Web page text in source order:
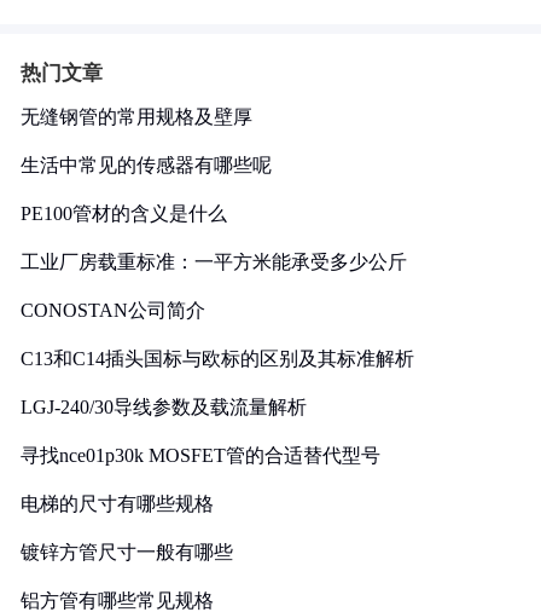
热门文章
无缝钢管的常用规格及壁厚
生活中常见的传感器有哪些呢
PE100管材的含义是什么
工业厂房载重标准：一平方米能承受多少公斤
CONOSTAN公司简介
C13和C14插头国标与欧标的区别及其标准解析
LGJ-240/30导线参数及载流量解析
寻找nce01p30k MOSFET管的合适替代型号
电梯的尺寸有哪些规格
镀锌方管尺寸一般有哪些
铝方管有哪些常见规格